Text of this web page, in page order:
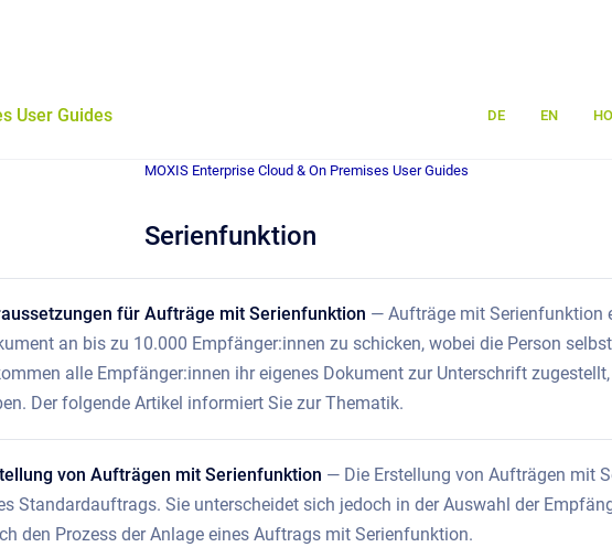
User Guides DE EN
MOXIS Enterprise Cloud & On Premises User Guides
Serienfunktion
für Aufträge mit Serienfunktion — Aufträge mit Serienfunktion
an bis zu 10.000 Empfänger:innen zu schicken, wobei die Person
alle Empfänger:innen ihr eigenes Dokument zur Unterschrift
Der folgende Artikel informiert Sie zur Thematik.
von Aufträgen mit Serienfunktion — Die Erstellung von Aufträgen mit
Standardauftrags. Sie unterscheidet sich jedoch in der Auswahl der
den Prozess der Anlage eines Auftrags mit Serienfunktion.